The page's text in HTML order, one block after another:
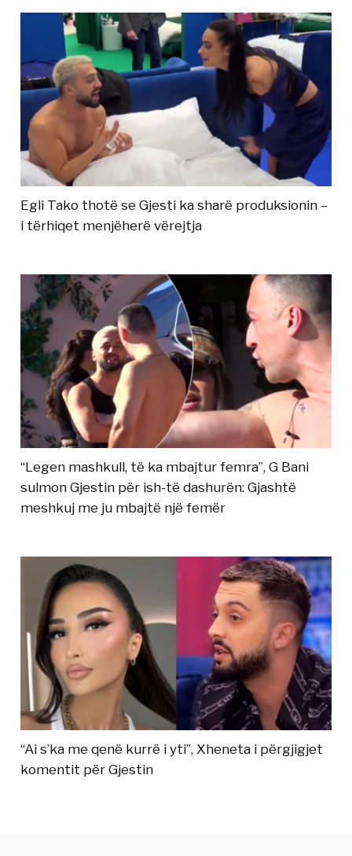
Egli Tako thotë se Gjesti ka sharë produksionin –
i tërhiqet menjëherë vërejtja
“Legen mashkull, të ka mbajtur femra”, G Bani
sulmon Gjestin për ish-të dashurën: Gjashtë
meshkuj me ju mbajtë një femër
“Ai s’ka me qenë kurrë i yti”, Xheneta i përgjigjet
komentit për Gjestin